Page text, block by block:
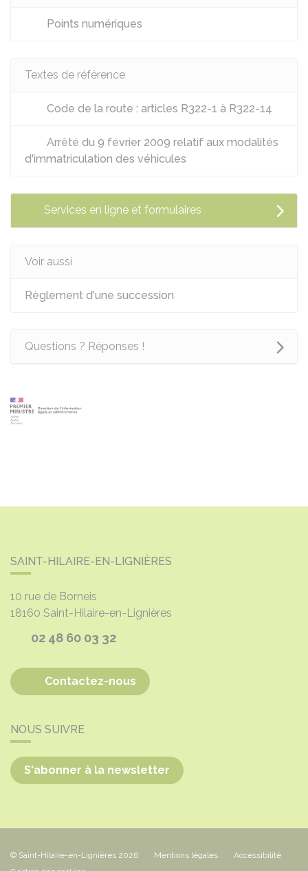
Points numériques
Textes de référence
Code de la route : articles R322-1 à R322-14
Arrêté du 9 février 2009 relatif aux modalités
d'immatriculation des véhicules
Services en ligne et formulaires
Voir aussi
Règlement d'une succession
Questions ? Réponses !
SAINT-HILAIRE-EN-LIGNIÈRES
10 rue de Borneis
18160 Saint-Hilaire-en-Lignières
02 48 60 03 32
Contactez-nous
NOUS SUIVRE
S'abonner à la newsletter
© Saint-Hilaire-en-Lignières 2026 Mentions légales
Accessibilité